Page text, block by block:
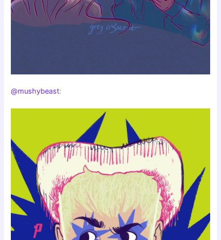
@mushybeast: